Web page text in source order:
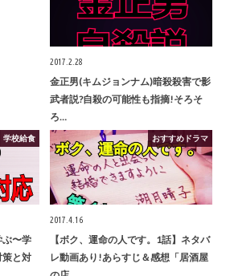
2017.2.28
金正男(キムジョンナム)暗殺殺害で影
武者説?自殺の可能性も指摘!そろそ
ろ…
学校給食
ぶ〜学
策と対
おすすめドラマ
2017.4.16
【ボク、運命の人です。1話】ネタバ
レ動画あり!あらすじ＆感想「居酒屋